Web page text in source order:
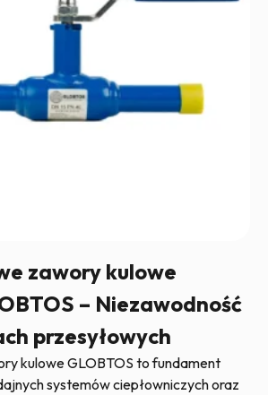
zawory kulowe
– Niezawodność
przesyłowych
kulowe GLOBTOS to fundament
systemów ciepłowniczych oraz